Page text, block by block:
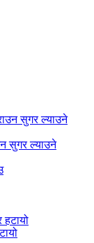
सुगर ल्याउने